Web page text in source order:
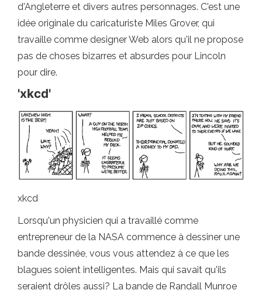
d'Angleterre et divers autres personnages. C'est une
idée originale du caricaturiste Miles Grover, qui
travaille comme designer Web alors qu'il ne propose
pas de choses bizarres et absurdes pour Lincoln
pour dire.
'xkcd'
xkcd
Lorsqu'un physicien qui a travaillé comme
entrepreneur de la NASA commence à dessiner une
bande dessinée, vous vous attendez à ce que les
blagues soient intelligentes. Mais qui savait qu'ils
seraient drôles aussi? La bande de Randall Munroe